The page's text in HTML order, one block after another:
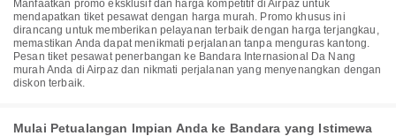
Manfaatkan promo eksklusif dan harga kompetitif di Airpaz untuk
mendapatkan tiket pesawat dengan harga murah. Promo khusus ini
dirancang untuk memberikan pelayanan terbaik dengan harga terjangkau,
memastikan Anda dapat menikmati perjalanan tanpa menguras kantong.
Pesan tiket pesawat penerbangan ke Bandara Internasional Da Nang
murah Anda di Airpaz dan nikmati perjalanan yang menyenangkan dengan
diskon terbaik.
Mulai Petualangan Impian Anda ke Bandara yang Istimewa